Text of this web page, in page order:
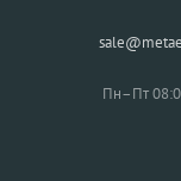
Пн–Пт